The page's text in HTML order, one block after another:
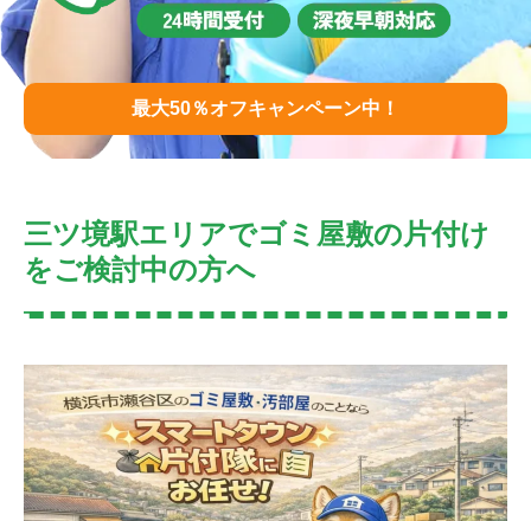
最大50％オフキャンペーン中！
三ツ境駅エリアでゴミ屋敷の片付け
をご検討中の方へ